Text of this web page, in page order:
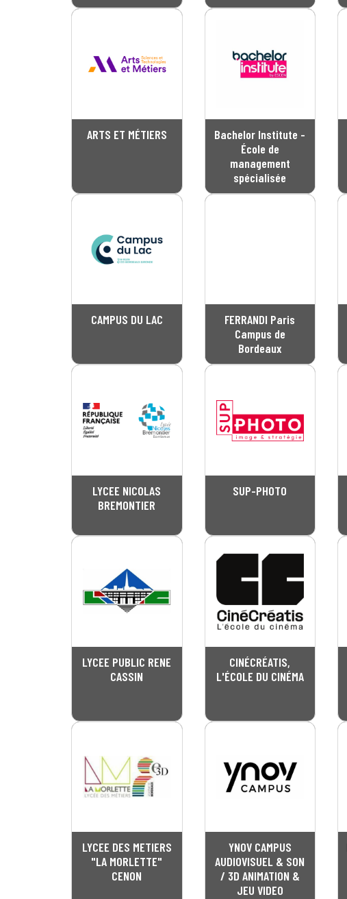
ARTS ET MÉTIERS
Bachelor Institute -
École de
management
spécialisée
CAMPUS DU LAC
FERRANDI Paris
Campus de
Bordeaux
LYCEE NICOLAS
BREMONTIER
SUP-PHOTO
LYCEE PUBLIC RENE
CASSIN
CINÉCRÉATIS,
L'ÉCOLE DU CINÉMA
LYCEE DES METIERS
"LA MORLETTE"
CENON
YNOV CAMPUS
AUDIOVISUEL & SON
/ 3D ANIMATION &
JEU VIDEO